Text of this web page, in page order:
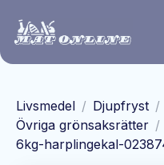
Livsmedel / Djupfryst /
Övriga grönsaksrätter /
6kg-harplingekal-